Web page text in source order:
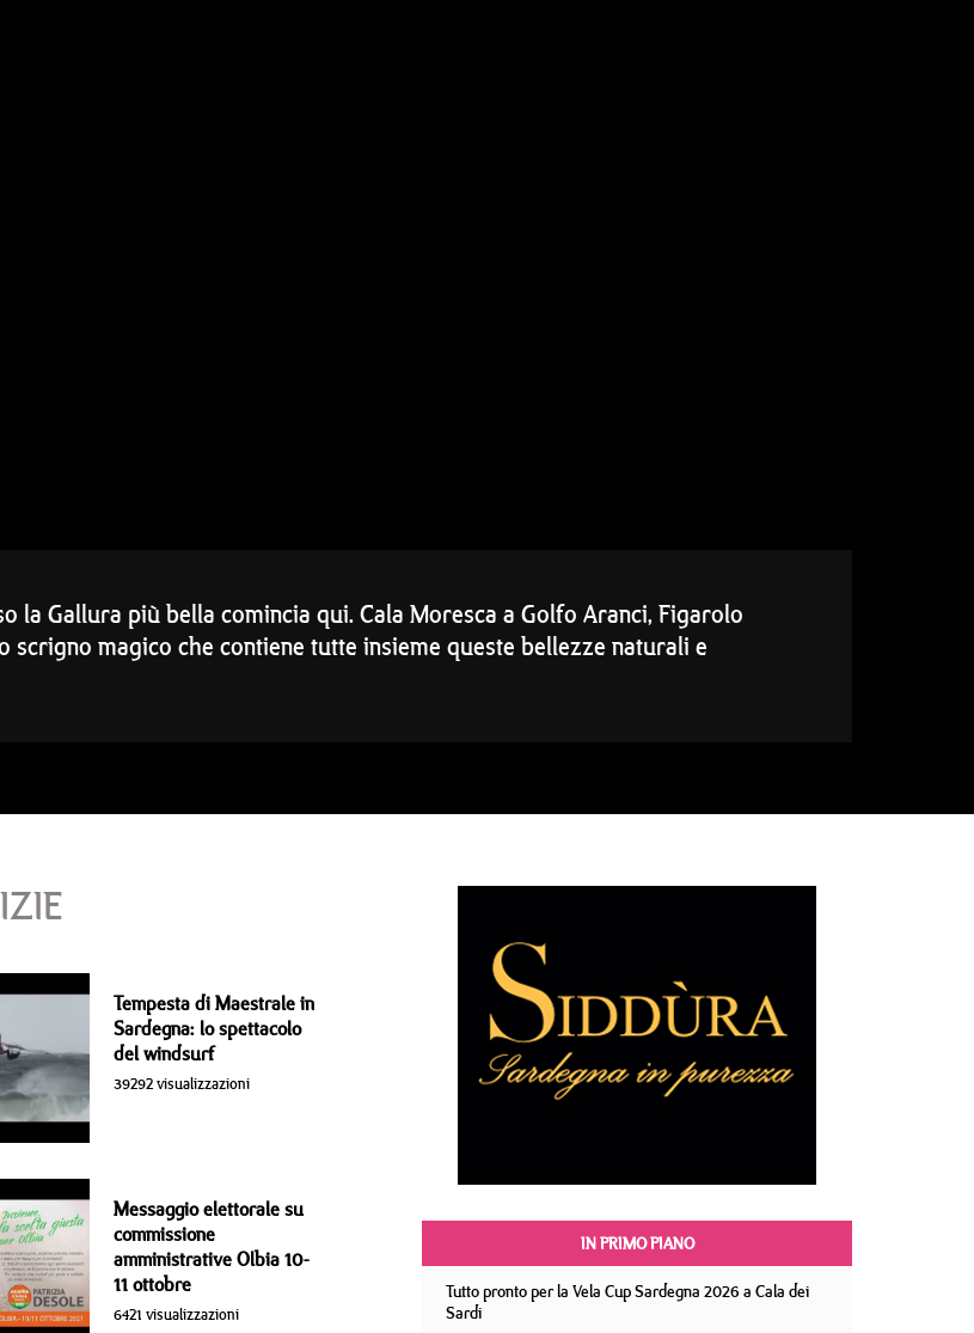
Gallura più bella comincia qui. Cala Moresca a Golfo Aranci, Figarolo
scrigno magico che contiene tutte insieme queste bellezze naturali e
Tempesta di Maestrale in
Sardegna: lo spettacolo
del windsurf
39292 visualizzazioni
Messaggio elettorale su
commissione
amministrative Olbia 10-
11 ottobre
6421 visualizzazioni
IN PRIMO PIANO
Tutto pronto per la Vela Cup Sardegna 2026 a Cala dei
Sardi